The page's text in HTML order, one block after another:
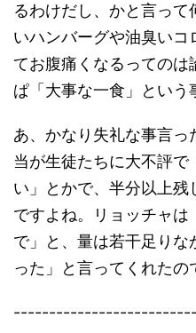
るわけだし、かと言っ
いハンバーグや油臭い
てお腹痛くなるってのは
ぱ「大事な一食」という
あ、かなり失礼な事言
当が生徒たちに大不評で
い」とかで、半分以上
ですよね。リョッチャは
で」と、量は若干足り
った」と言ってくれたの